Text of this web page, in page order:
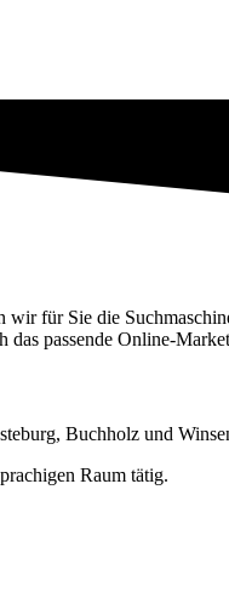
für Sie die
passende Online-
Buchholz und
Raum tätig.